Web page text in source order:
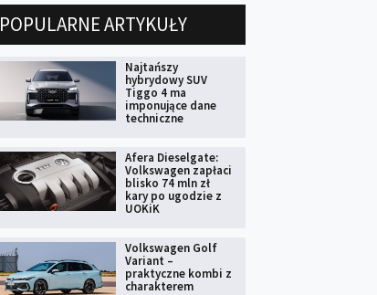
POPULARNE ARTYKUŁY
Najtańszy
hybrydowy SUV
Tiggo 4 ma
imponujące dane
techniczne
Afera Dieselgate:
Volkswagen zapłaci
blisko 74 mln zł
kary po ugodzie z
UOKiK
Volkswagen Golf
Variant –
praktyczne kombi z
charakterem